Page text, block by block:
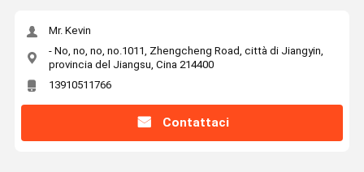
Mr. Kevin
- No, no, no, no.1011, Zhengcheng Road, città di Jiangyin,
provincia del Jiangsu, Cina 214400
13910511766
Contattaci